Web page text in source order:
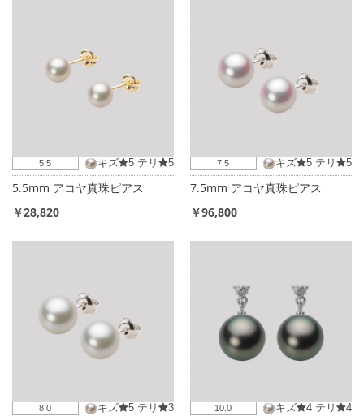
5.5 キズ 5 テリ 5
5.5mm アコヤ真珠ピアス
￥28,820
7.5 キズ 5 テリ 5
7.5mm アコヤ真珠ピアス
￥96,800
8.0 キズ 5 テリ 3 10.0 キズ 4 テリ 4